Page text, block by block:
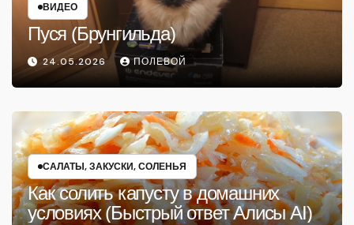
ВИДЕО
Пуся (Брунгильда)
24.05.2026 ПОЛЕВОЙ
САЛАТЫ, ЗАКУСКИ, СОЛЕНЬЯ
Как солить капусту в домашних
условиях (Быстрый ответ Алисы AI)